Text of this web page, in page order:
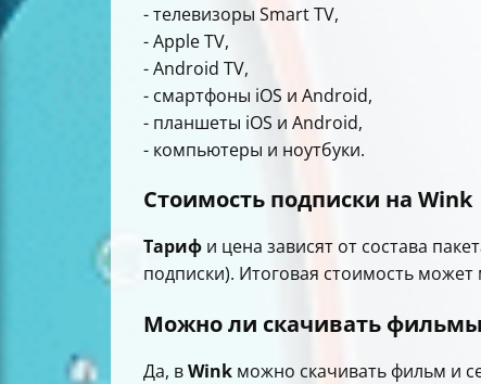
- телевизоры Smart TV,
- Apple TV,
- Android TV,
- смартфоны iOS и Android,
- планшеты iOS и Android,
- компьютеры и ноутбуки.
Стоимость подписки на Wink
Тариф и цена зависят от состава
подписки). Итоговая стоимость может
Можно ли скачивать
Да, вWink можно скачивать фильм и